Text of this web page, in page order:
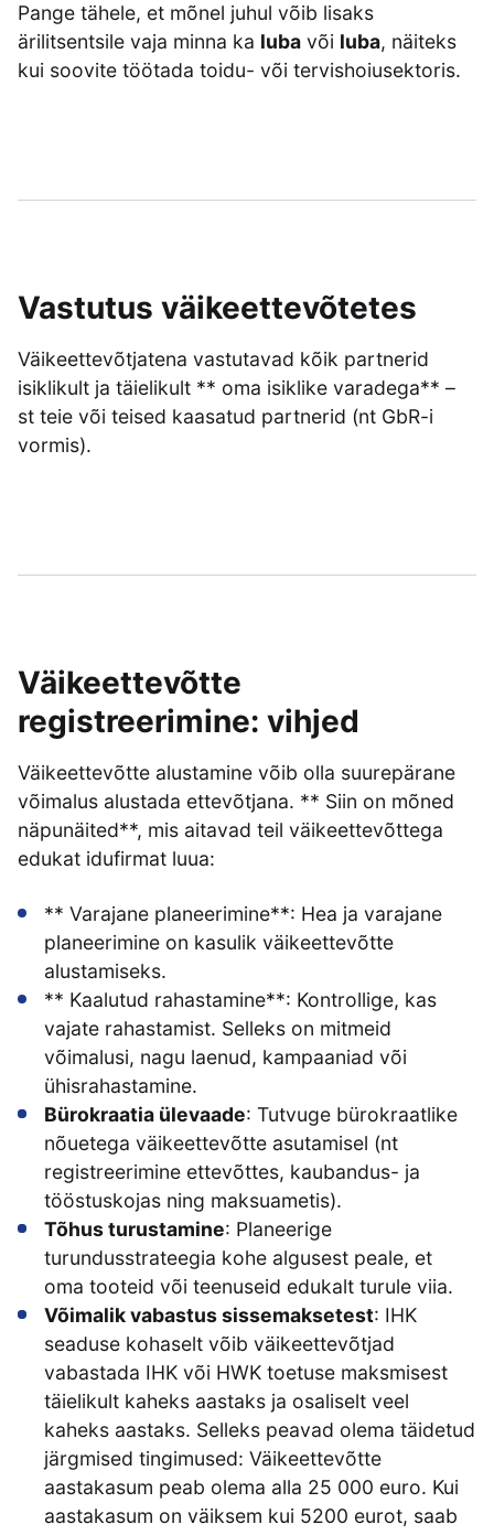
Pange tähele, et mõnel juhul võib lisaks
ärilitsentsile vaja minna ka luba või luba, näiteks
kui soovite töötada toidu- või tervishoiusektoris.
Vastutus väikeettevõtetes
Väikeettevõtjatena vastutavad kõik partnerid
isiklikult ja täielikult ** oma isiklike varadega** –
st teie või teised kaasatud partnerid (nt GbR-i
vormis).
Väikeettevõtte
registreerimine: vihjed
Väikeettevõtte alustamine võib olla suurepärane
võimalus alustada ettevõtjana. ** Siin on mõned
näpunäited**, mis aitavad teil väikeettevõttega
edukat idufirmat luua:
** Varajane planeerimine**: Hea ja varajane
planeerimine on kasulik väikeettevõtte
alustamiseks.
** Kaalutud rahastamine**: Kontrollige, kas
vajate rahastamist. Selleks on mitmeid
võimalusi, nagu laenud, kampaaniad või
ühisrahastamine.
Bürokraatia ülevaade: Tutvuge bürokraatlike
nõuetega väikeettevõtte asutamisel (nt
registreerimine ettevõttes, kaubandus- ja
tööstuskojas ning maksuametis).
Tõhus turustamine: Planeerige
turundusstrateegia kohe algusest peale, et
oma tooteid või teenuseid edukalt turule viia.
Võimalik vabastus sissemaksetest: IHK
seaduse kohaselt võib väikeettevõtjad
vabastada IHK või HWK toetuse maksmisest
täielikult kaheks aastaks ja osaliselt veel
kaheks aastaks. Selleks peavad olema täidetud
järgmised tingimused: Väikeettevõtte
aastakasum peab olema alla 25 000 euro. Kui
aastakasum on väiksem kui 5200 eurot, saab